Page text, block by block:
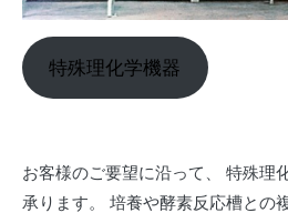
特殊理化学機器
お客様のご要望に沿って、 特殊理
承ります。 培養や酵素反応槽との